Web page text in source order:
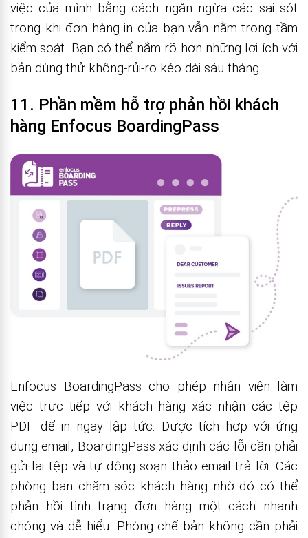
việc của mình bằng cách ngăn ngừa các sai sót
trong khi đơn hàng in của bạn vẫn nằm trong tầm
kiểm soát. Bạn có thể nắm rõ hơn những lợi ích với
bản dùng thử không-rủi-ro kéo dài sáu tháng.
11. Phần mềm hỗ trợ phản hồi khách
hàng Enfocus BoardingPass
Enfocus BoardingPass cho phép nhân viên làm
việc trực tiếp với khách hàng xác nhận các tệp
PDF để in ngay lập tức. Được tích hợp với ứng
dụng email, BoardingPass xác định các lỗi cần phải
gửi lại tệp và tự động soạn thảo email trả lời. Các
phòng ban chăm sóc khách hàng nhờ đó có thể
phản hồi tình trạng đơn hàng một cách nhanh
chóng và dễ hiểu. Phòng chế bản không cần phải